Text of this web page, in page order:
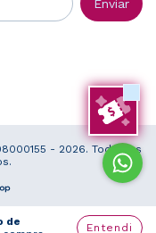
de
Entendi
- 2026. Todos os